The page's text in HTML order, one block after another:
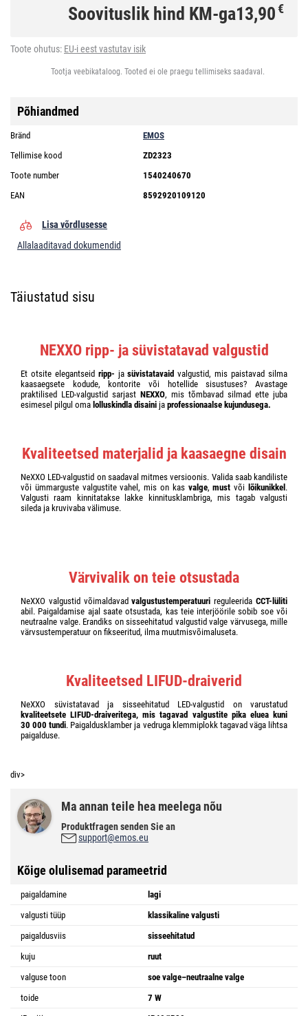
Soovituslik hind KM-ga13,90€
Toote ohutus: EU-i eest vastutav isik
Tootja veebikataloog. Tooted ei ole praegu tellimiseks saadaval.
Põhiandmed
Bränd
EMOS
Tellimise kood
ZD2323
Toote number
1540240670
EAN
8592920109120
Lisa võrdlusesse
Allalaaditavad dokumendid
Täiustatud sisu
NEXXO ripp- ja süvistatavad valgustid
Et otsite elegantseid ripp- jasüvistatavaid valgustid, mis paistavad silma
kaasaegsete kodude, kontorite või hotellide sisustuses? Avastage
praktilised LED-valgustid sarjast NEXXO, mis tõmbavad silmad ette juba
esimesel pilgul oma lolluskindla disaini ja professionaalse kujundusega.
Kvaliteetsed materjalid ja kaasaegne disain
NeXXO LED-valgustid on saadaval mitmes versioonis. Valida saab kandiliste
või ümmarguste valgustite vahel, mis on kas valge,must või lõikunikkel .
Valgusti raam kinnitatakse lakke kinnitusklambriga, mis tagab valgusti
sileda ja kruvivaba välimuse.
Värvivalik on teie otsustada
NeXXO valgustid võimaldavadvalgustustemperatuuri reguleeridaCCT-lüliti
abil. Paigaldamise ajal saate otsustada, kas teie interjöörile sobib soe või
neutraalne valge. Erandiks on sisseehitatud valgustid valge värvusega, mille
värvsustemperatuur on fikseeritud, ilma muutmisvõimaluseta.
Kvaliteetsed LIFUD-draiverid
NeXXO süvistatavad ja sisseehitatud LED-valgustid on varustatud
kvaliteetsete LIFUD-draiveritega, mis tagavad valgustite pika eluea kuni
30 000 tundi. Paigaldusklamber ja vedruga klemmiplokk tagavad väga lihtsa
paigalduse.
div>
Ma annan teile hea meelega nõu
Produktfragen senden Sie an
support@emos.eu
Kõige olulisemad parameetrid
paigaldamine
lagi
valgusti tüüp
klassikaline valgusti
paigaldusviis
sisseehitatud
kuju
ruut
valguse toon
soe valge–neutraalne valge
toide
7 W